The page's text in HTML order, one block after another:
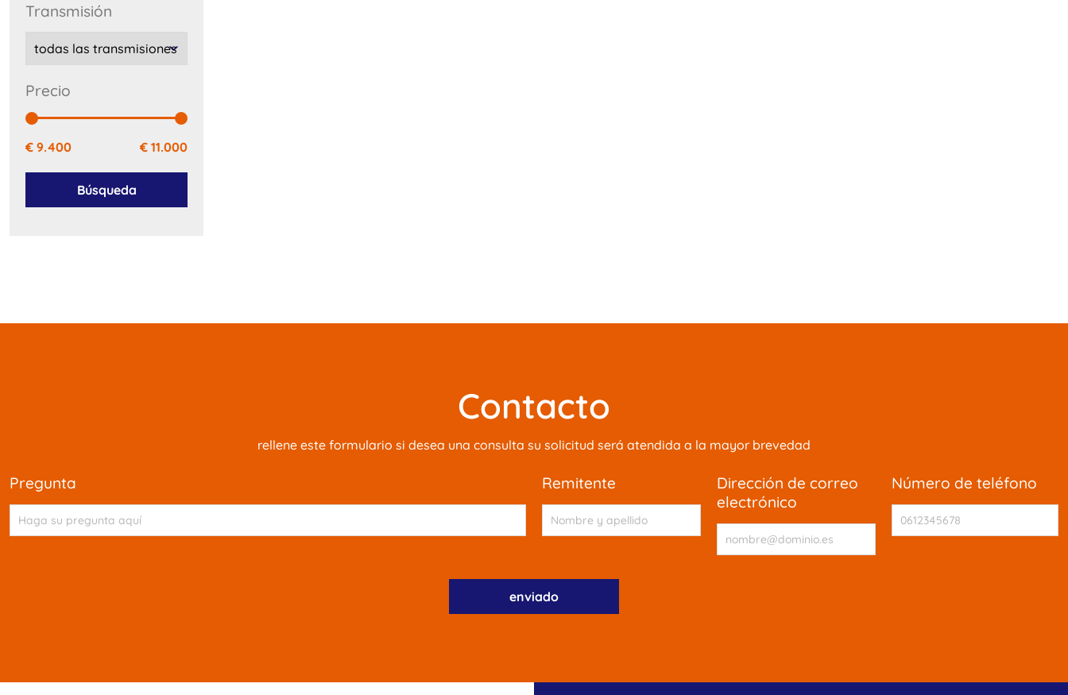
transmisión
precio
€ 9.400 € 11.000
Búsqueda
Contacto
rellene este formulario si desea una consulta su solicitud será atendida a la mayor brevedad
pregunta remitente
dirección de correo
electrónico
número de teléfono